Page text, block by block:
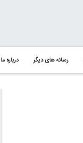
رسانه های دیگر درباره ما